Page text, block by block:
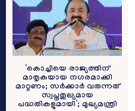
‘കൊച്ചിയെ രാജ്യത്തിന്
മാതൃകയായ നഗരമാക്കി
മാറ്റണം; സർക്കാർ വരുന്നത്
സ്വപ്നതുല്യമായ
പദ്ധതികളുമായി’; മുഖ്യമന്ത്രി